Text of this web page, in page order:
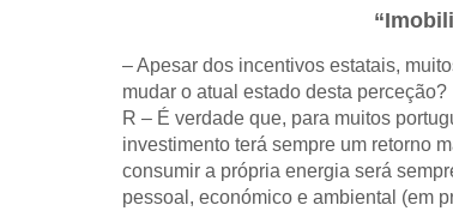
– Apesar dos incentivos estatais,
mudar o atual estado desta perceção?
R – É verdade que, para muitos
investimento terá sempre um retorno
consumir a própria energia será
pessoal, económico e ambiental (em